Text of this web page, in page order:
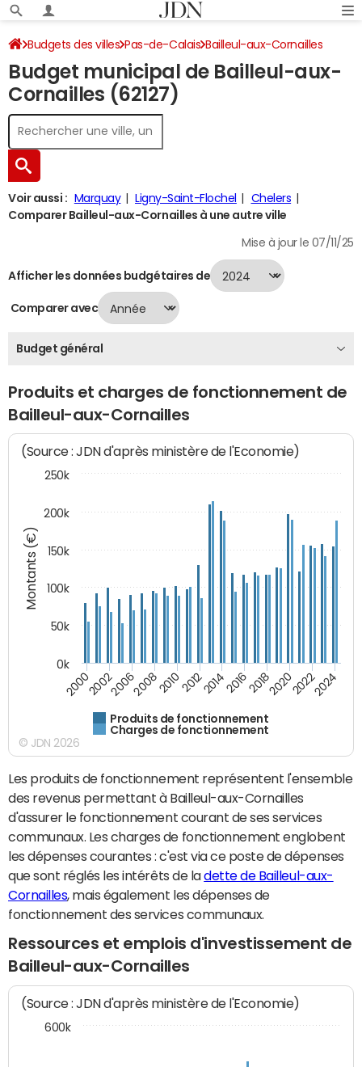
Budgets des villes Pas-de-Calais Bailleul-aux-Cornailles
Budget 2024
Budget municipal de Bailleul-aux-
Cornailles (62127)
Voir aussi : Marquay Ligny-Saint-Flochel
Chelers
Comparer Bailleul-aux-Cornailles à une autre ville
Mise à jour le 07/11/25
Afficher les données budgétaires de
Comparer avec
Budget général
Produits et charges de fonctionnement de
Bailleul-aux-Cornailles
Montants (€)
(Source : JDN d'après ministère de l'Economie)
Produits de fonctionnement
Charges de fonctionnement
200020022006200820102012201420162018202020222024
0k
50k
100k
150k
200k
250k
© JDN 2026
Les produits de fonctionnement représentent l'ensemble
des revenus permettant à Bailleul-aux-Cornailles
d'assurer le fonctionnement courant de ses services
communaux. Les charges de fonctionnement englobent
les dépenses courantes : c'est via ce poste de dépenses
que sont réglés les intérêts de ladette de Bailleul-aux-
Cornailles, mais également les dépenses de
fonctionnement des services communaux.
Ressources et emplois d'investissement de
Bailleul-aux-Cornailles
(Source : JDN d'après ministère de l'Economie)
600k